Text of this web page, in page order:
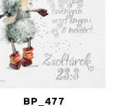
BP_477